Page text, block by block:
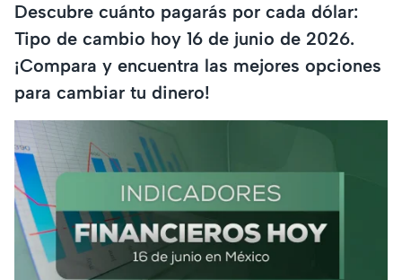
Descubre cuánto pagarás por cada dólar:
Tipo de cambio hoy 16 de junio de 2026.
¡Compara y encuentra las mejores opciones
para cambiar tu dinero!